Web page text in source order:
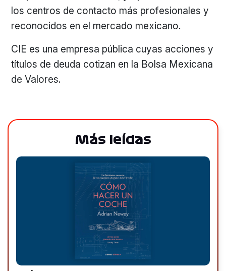
los centros de contacto más profesionales y
reconocidos en el mercado mexicano.
CIE es una empresa pública cuyas acciones y
títulos de deuda cotizan en la Bolsa Mexicana
de Valores.
Más leídas